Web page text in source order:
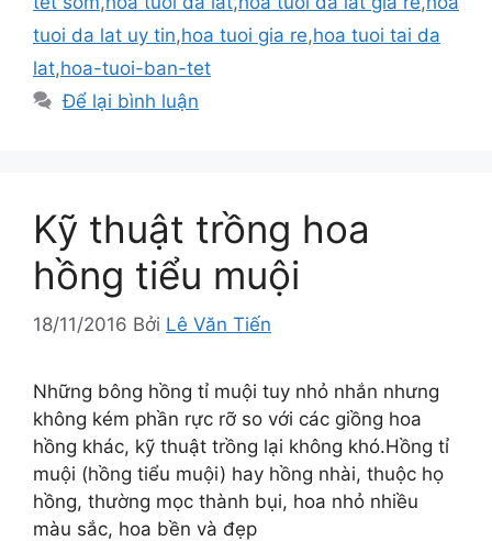
tuoi da lat uy tin,hoa tuoi gia re,hoa tuoi tai da
lat,hoa-tuoi-ban-tet
Để lại bình luận
Kỹ thuật trồng hoa
hồng tiểu muội
18/11/2016 Bởi Lê Văn Tiến
Những bông hồng tỉ muội tuy nhỏ nhắn nhưng
không kém phần rực rỡ so với các giồng hoa
hồng khác, kỹ thuật trồng lại không khó.Hồng tỉ
muội (hồng tiểu muội) hay hồng nhài, thuộc họ
hồng, thường mọc thành bụi, hoa nhỏ nhiều
màu sắc, hoa bền và đẹp